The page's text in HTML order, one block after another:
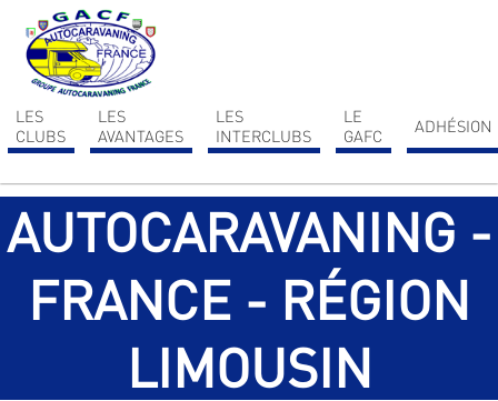
Ce site utilise Google Analytics. En continuant à naviguer, vous nous autorisez à
déposer un cookie à des fins de mesure d'audience.
LES
CLUBS
LES
AVANTAGES
LES
INTERCLUBS
LE
GAFC
ADHÉSION
AUTOCARAVANING -
FRANCE - RÉGION
LIMOUSIN